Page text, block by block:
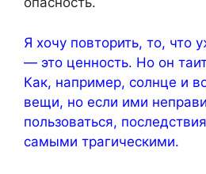
Я хочу повторить, то, что
— это ценность. Но он
Как, например, солнце и
вещи, но если ими
пользоваться,
самыми трагическими.